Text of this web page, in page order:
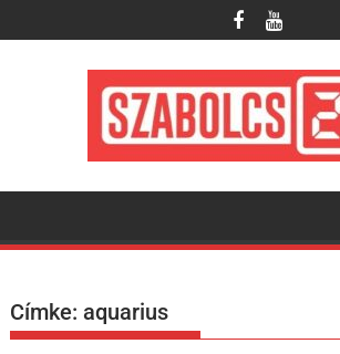
to
Címke:aquarius